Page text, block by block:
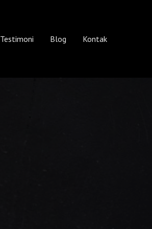
Testimoni Blog Kontak